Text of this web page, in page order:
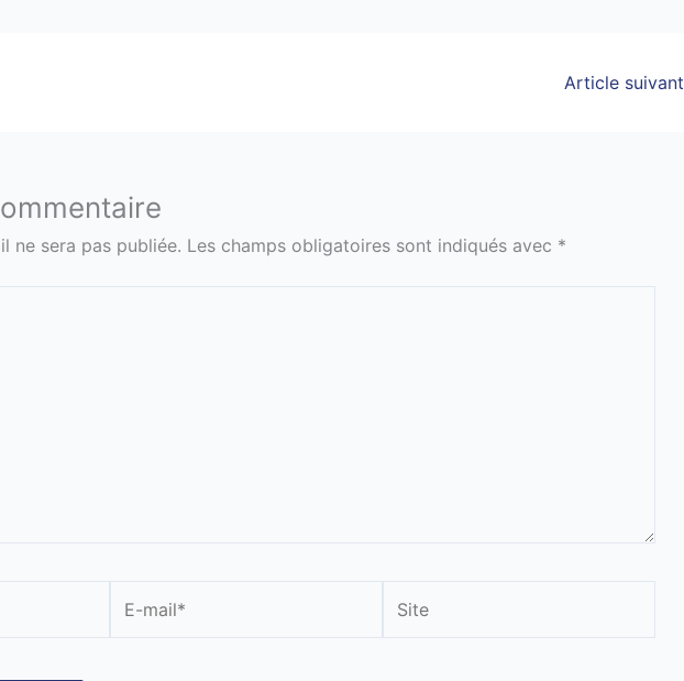
Article suivant
ne sera pas publiée. Les champs obligatoires sont indiqués avec *
mail*